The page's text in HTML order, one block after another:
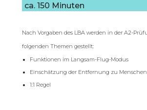
ca. 150 Minuten
Nach Vorgaben des LBA werden in der A2-
folgenden Themen gestellt:
Funktionen im Langsam-Flug-Modus
Einschätzung der Entfernung zu
1:1 Regel